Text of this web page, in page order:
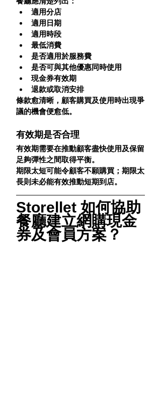
適用分店
適用日期
適用時段
最低消費
是否適用於服務費
是否可與其他優惠同時使用
現金券有效期
退款或取消安排
條款愈清晰，顧客購買及使用時出現爭
議的機會便愈低。
有效期是否合理
有效期需要在推動顧客盡快使用及保留
足夠彈性之間取得平衡。
期限太短可能令顧客不願購買；期限太
長則未必能有效推動短期到店。
Storellet 如何協助
餐廳建立網購現金
券及會員方案？